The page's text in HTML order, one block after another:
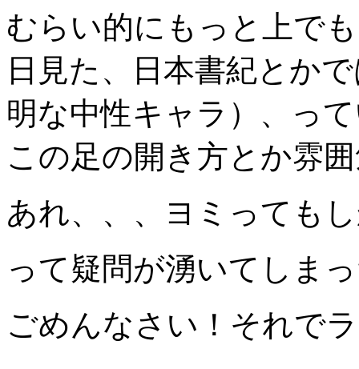
むらい的にもっと上で
日見た、日本書紀とか
明な中性キャラ）、っ
この足の開き方とか雰
あれ、、、ヨミっても
って疑問が湧いてしま
ごめんなさい！それで